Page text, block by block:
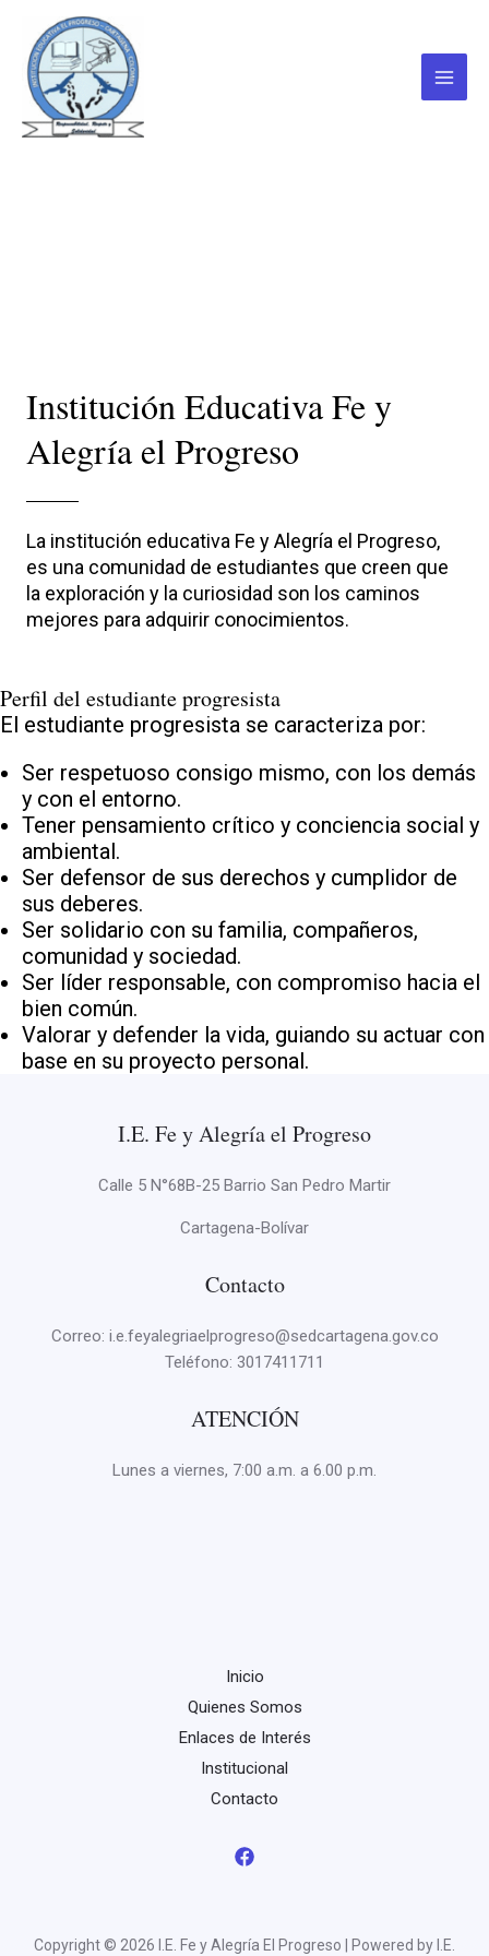
contenido
Main
Institución Educativa Fe y
Alegría el Progreso
La institución educativa Fe y Alegría el Progreso,
es una comunidad de estudiantes que creen que
la exploración y la curiosidad son los caminos
mejores para adquirir conocimientos.
Perfil del estudiante progresista
El estudiante progresista se caracteriza por:
Ser respetuoso consigo mismo, con los demás
y con el entorno.
Tener pensamiento crítico y conciencia social y
ambiental.
Ser defensor de sus derechos y cumplidor de
sus deberes.
Ser solidario con su familia, compañeros,
comunidad y sociedad.
Ser líder responsable, con compromiso hacia el
bien común.
Valorar y defender la vida, guiando su actuar con
base en su proyecto personal.
I.E. Fe y Alegría el Progreso
Calle 5 N°68B-25 Barrio San Pedro Martir
Cartagena-Bolívar
Contacto
Correo: i.e.feyalegriaelprogreso@sedcartagena.gov.co
Teléfono: 3017411711
ATENCIÓN
Lunes a viernes, 7:00 a.m. a 6.00 p.m.
Inicio
Quienes Somos
Enlaces de Interés
Institucional
Contacto
Copyright © 2026 I.E. Fe y Alegría El Progreso | Powered by I.E.